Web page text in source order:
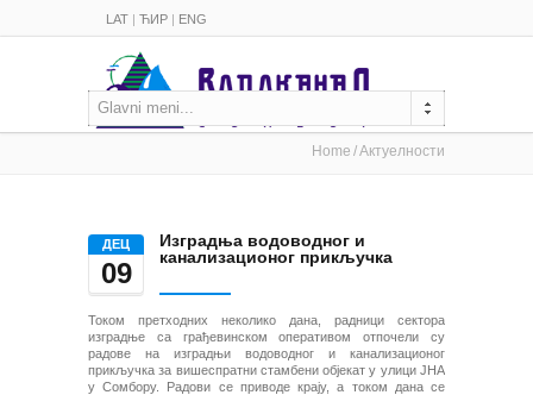
LAT | ЋИР | ENG
Glavni meni...
Home Актуелности
ДЕЦ
09
Изградња водоводног и
канализационог прикључка
Током претходних неколико дана, радници сектора
изградње са грађевинском оперативом отпочели су
радове на изградњи водоводног и канализационог
прикључка за вишеспратни стамбени објекат у улици ЈНА
у Сомбору. Радови се приводе крају, а током дана се